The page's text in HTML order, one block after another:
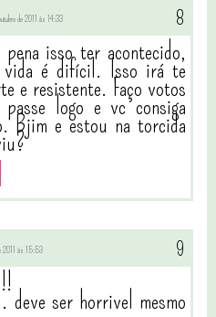
de 2011 às 14:33
isso ter acontecido,
vida é difícil. Isso irá te
e resistente. Faço votos
logo e vc consiga
Bjim e estou na torcida
2011 às 15:53
deve ser horrivel mesmo